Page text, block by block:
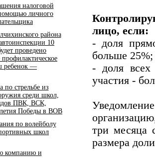
налоговой
личного
района
10
проведено
ребенок —
по стрельбе из
среди школ,
ПВК, ВСК,
Победы в ВОВ
по волейболу
школ
компанию и
лицо, если:
- доля
больше 25%;
- доля всех
участия -
три месяца
размера